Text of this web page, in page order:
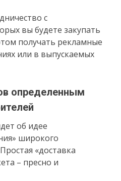
с
вы будете закупать
получать рекламные
или в выпускаемых
определенным
об идее
широкого
«доставка
– пресно и